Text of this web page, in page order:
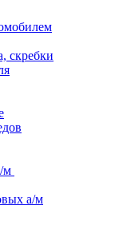
скребки
м
а/м